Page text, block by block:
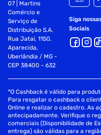
07 | Martins
Comércio e
Serviço de
Distribuição S.A.
Rua Jataí, 1150,
Aparecida,
Uberlândia / MG -
CEP 38400 - 632
Siga
Sociais
*O Cashback é válido para
Para resgatar o cashback o
Online e realizar o cadastro. As
antecipadamente. Verifique o
comerciais (Disponibilidade de
entrega) são válidas para a